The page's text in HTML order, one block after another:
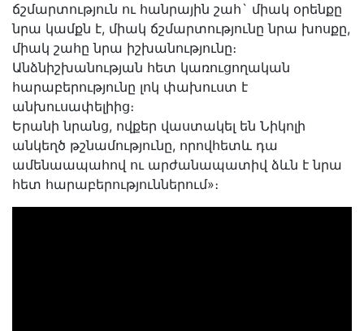
ճշմարտություն ու հանրային շահ` միակ օրենքը
նրա կամքն է, միակ ճշմարտությունը նրա խոսքը,
միակ շահը նրա իշխանությունը։
Անձնիշխանության հետ կառուցողական
հարաբերությունը լոկ փախուստ է
անխուսափելիից։
Երանի նրանց, ովքեր վաստակել են Նիկոլի
անկեղծ թշնամությունը, որովհետև դա
ամենաապահով ու արժանապատիվ ձևն է նրա
հետ հարաբերություններում»։